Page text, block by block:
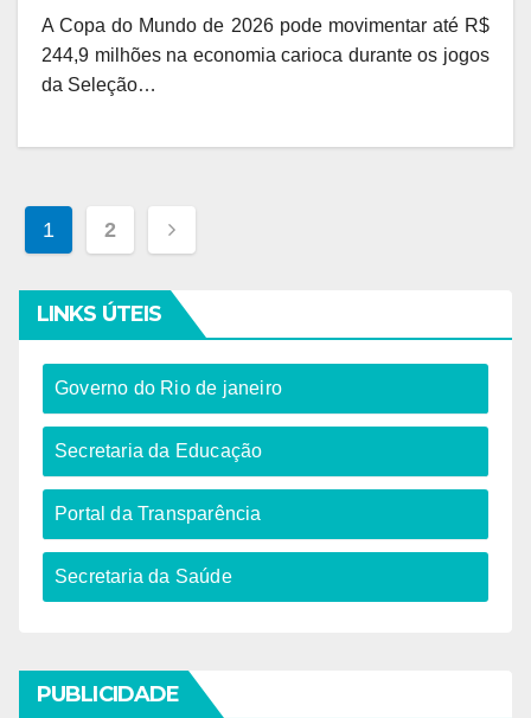
A Copa do Mundo de 2026 pode movimentar até R$
244,9 milhões na economia carioca durante os jogos
da Seleção…
1 2
LINKS ÚTEIS
Governo do Rio de janeiro​
Secretaria da Educação​
Portal da Transparência
Secretaria da Saúde
PUBLICIDADE